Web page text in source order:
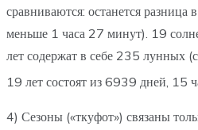
сравниваются: останется
меньше 1 часа 27 минут). 19
лет содержат в себе 235 лунных
19 лет состоят из 6939 дней, 15
4) Сезоны («ткуфот») связаны